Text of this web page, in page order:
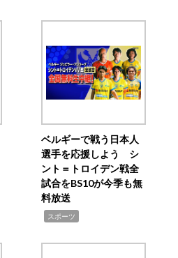
ベルギーで戦う日本人
選手を応援しよう シ
ント＝トロイデン戦全
試合をBS10が今季も無
料放送
スポーツ